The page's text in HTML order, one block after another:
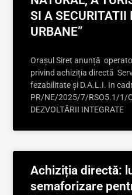
SI A SECURITATII
URBANE”
Orașul Siret anunță
privind achiziția directă
fezabilitate și D.A.L.I. In
PR/NE/2025/7/RSO5.1/1/
DEZVOLTĂRII INTEGRATE
Achiziția directă:
semaforizare